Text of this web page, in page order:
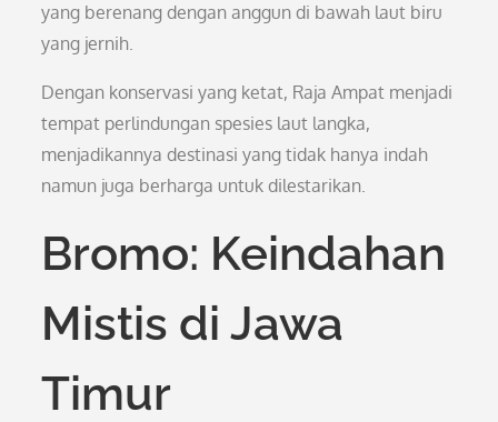
yang berenang dengan anggun di bawah laut biru
yang jernih.
Dengan konservasi yang ketat, Raja Ampat menjadi
tempat perlindungan spesies laut langka,
menjadikannya destinasi yang tidak hanya indah
namun juga berharga untuk dilestarikan.
Bromo: Keindahan
Mistis di Jawa
Timur